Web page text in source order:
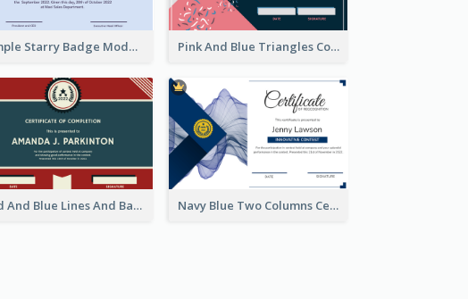
Simple Starry Badge Modern Certificate Design Pink And Blue Triangles Confetti Celebration Certificate
Red And Blue Lines And Badge Completion Certificate Navy Blue Two Columns Certificate Design Idea